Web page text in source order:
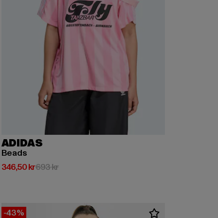
ADIDAS
Beads
346,50 kr
Nuvarande pris: 346,50 kr
693 krKampanjpris: 693 kr
-43%